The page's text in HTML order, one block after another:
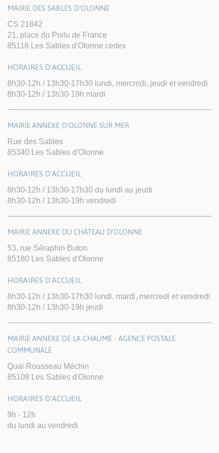
MAIRIE DES SABLES D'OLONNE
CS 21842
21, place du Poilu de France
85118 Les Sables d'Olonne cedex
HORAIRES D'ACCUEIL
8h30-12h / 13h30-17h30 lundi, mercredi, jeudi et vendredi
8h30-12h / 13h30-19h mardi
MAIRIE ANNEXE D'OLONNE SUR MER
Rue des Sables
85340 Les Sables d'Olonne
HORAIRES D'ACCUEIL
8h30-12h / 13h30-17h30 du lundi au jeudi
8h30-12h / 13h30-19h vendredi
MAIRIE ANNEXE DU CHÂTEAU D'OLONNE
53, rue Séraphin Buton
85180 Les Sables d'Olonne
HORAIRES D'ACCUEIL
8h30-12h / 13h30-17h30 lundi, mardi, mercredi et vendredi
8h30-12h / 13h30-19h jeudi
MAIRIE ANNEXE DE LA CHAUME - AGENCE POSTALE
COMMUNALE
Quai Rousseau Méchin
85108 Les Sables d'Olonne
HORAIRES D'ACCUEIL
9h - 12h
du lundi au vendredi